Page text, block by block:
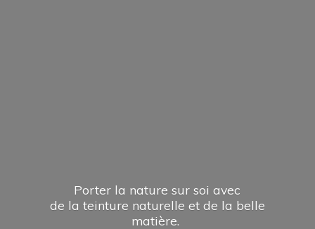
Porter la nature sur soi avec
de la teinture naturelle et de la belle
matière.